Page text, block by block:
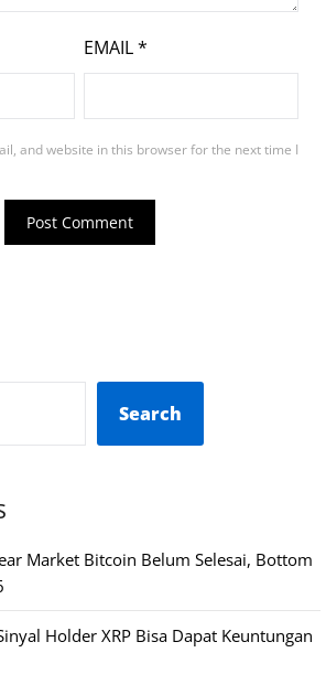
EMAIL*
and website in this browser for the next time I
Search
Market Bitcoin Belum Selesai, Bottom
Holder XRP Bisa Dapat Keuntungan